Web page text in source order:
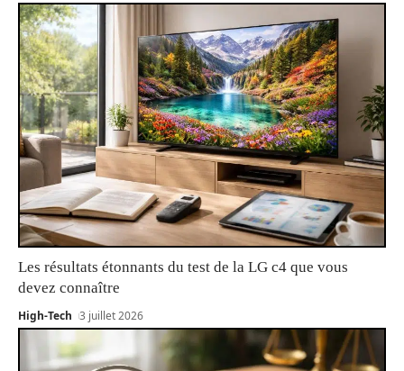
Les résultats étonnants du test de la LG c4 que vous
devez connaître
High-Tech 3 juillet 2026